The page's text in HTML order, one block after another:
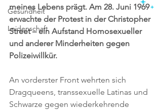
Gesundheit
Leidenschaft
meines Lebens prägt. Am 28. Juni 1969
erwachte der Protest in der Christopher
Street – ein Aufstand Homosexueller
und anderer Minderheiten gegen
Polizeiwillkür.
An vorderster Front wehrten sich
Dragqueens, transsexuelle Latinas und
Schwarze gegen wiederkehrende